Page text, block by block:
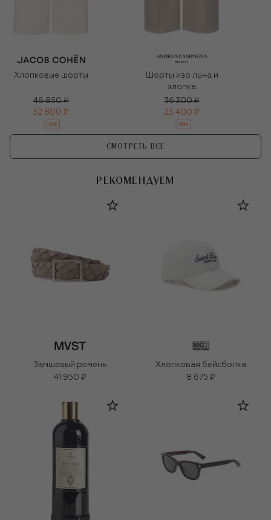
Хлопковые шорты
46 850 ₽
32 800 ₽
-30%
Шорты изо льна и
хлопка
36 300 ₽
25 400 ₽
-30%
СМОТРЕТЬ ВСЕ
РЕКОМЕНДУЕМ
Замшевый ремень
41 950 ₽
Хлопковая бейсболка
8 675 ₽